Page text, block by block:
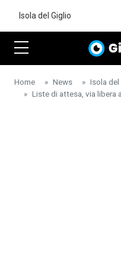
Isola del Giglio
Home News Isola del
Liste di attesa, via libera